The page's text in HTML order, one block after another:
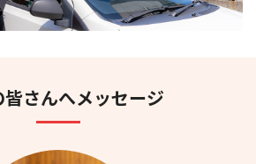
さんへメッセージ